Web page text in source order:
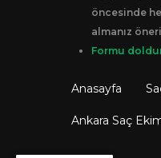
öncesinde
almanız
Formu
Anasayfa
Ankara Saç